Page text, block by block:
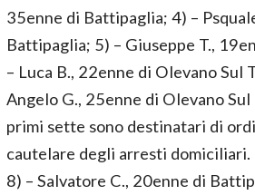
35enne di Battipaglia; 4) –
Battipaglia; 5) – Giuseppe T.,
– Luca B., 22enne di Olevano Sul
Angelo G., 25enne di Olevano
primi sette sono destinatari di
cautelare degli arresti domiciliari.
8) – Salvatore C., 20enne di